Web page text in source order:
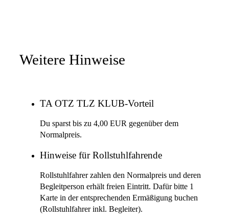
Weitere Hinweise
TA OTZ TLZ KLUB-Vorteil
Du sparst bis zu 4,00 EUR gegenüber dem
Normalpreis.
Hinweise für Rollstuhlfahrende
Rollstuhlfahrer zahlen den Normalpreis und deren
Begleitperson erhält freien Eintritt. Dafür bitte 1
Karte in der entsprechenden Ermäßigung buchen
(Rollstuhlfahrer inkl. Begleiter).